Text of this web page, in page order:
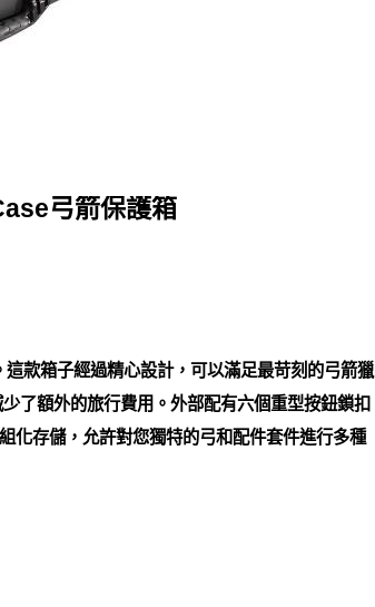
弓箭保護箱
款箱子經過精心設計，可以滿足最苛刻的弓箭獵
了額外的旅行費用。外部配有六個重型按鈕鎖扣
化存儲，允許對您獨特的弓和配件套件進行多種